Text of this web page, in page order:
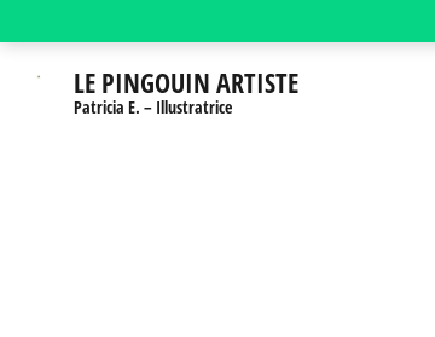
LE PINGOUIN ARTISTE
Patricia E. – Illustratrice